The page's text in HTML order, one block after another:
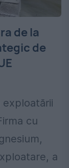
de la
de
cu
a